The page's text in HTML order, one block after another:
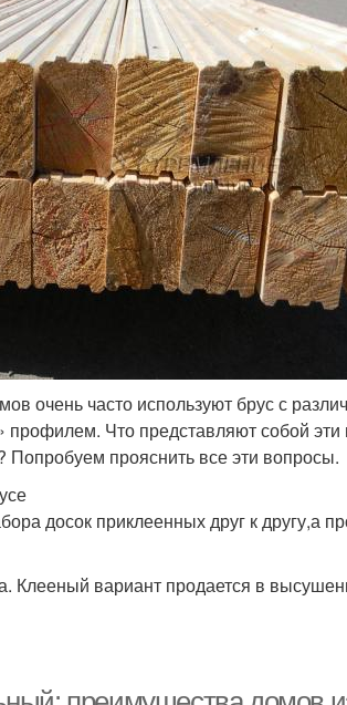
очень часто используют брус с
профилем. Что представляют собой
Попробуем прояснить все эти вопросы.
досок приклеенных друг к другу,а
Клееный вариант продается в